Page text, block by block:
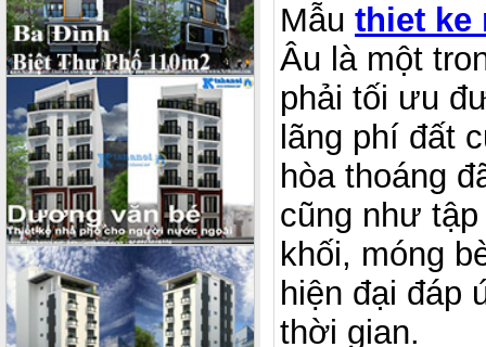
Mẫu thiet ke
Âu là một
phải tối ưu
lãng phí đất
hòa thoáng
cũng như
khối, móng
hiện đại đáp
thời gian.